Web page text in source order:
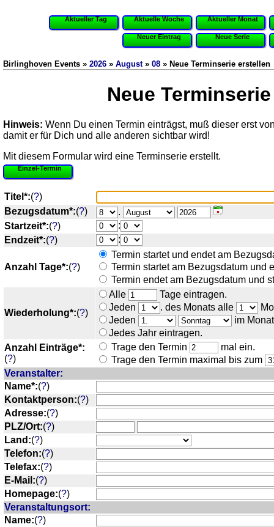
Aktueller Tag Aktuelle Woche Aktueller Monat
Neuer Eintrag Neue Serie
Birlinghoven Events » 2026 » August» 08 » Neue Terminserie erstellen
Neue
Hinweis: Wenn Du einen Termin einträgst, muß dieser erst
damit er für Dich und alle anderen sichtbar wird!
Mit diesem Formular wird eine Terminserie erstellt.
Einzel-Termin
Titel*:(?)
Bezugsdatum*:(?)
.
Startzeit*:(?)
:
Endzeit*:(?) :
Anzahl Tage*:(?)
Termin startet und endet am
Termin startet am Bezugsdatum und
Termin endet am Bezugsdatum und
Wiederholung*:(?)
Alle
Tage eintragen.
Jeden
. des Monats alle
Jeden
im
Jedes Jahr eintragen.
Anzahl Einträge*:
(?)
Trage den Termin
mal ein.
Trage den Termin maximal bis zum
Veranstalter:
Name*:(?)
Kontaktperson:(?)
Adresse:(?)
PLZ/Ort:(?)
Land:(?)
Telefon:(?)
Telefax:(?)
E-Mail:(?)
Homepage:(?)
Veranstaltungsort:
Name:(?)